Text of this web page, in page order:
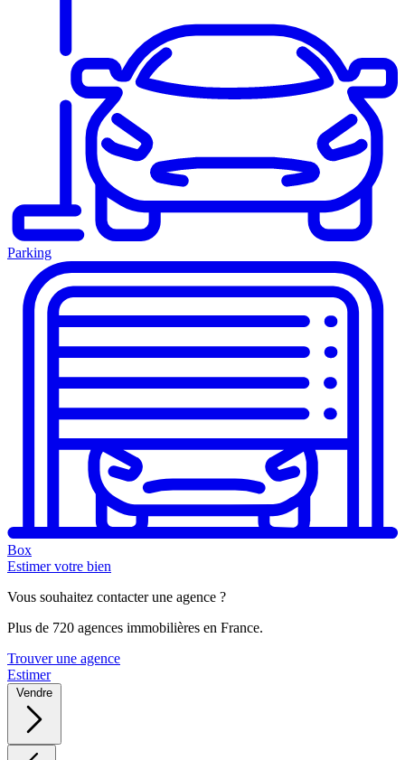
Parking
Box
Estimer votre bien
Vous souhaitez contacter une agence ?
Plus de 720 agences immobilières en France.
Trouver une agence
Estimer
Vendre